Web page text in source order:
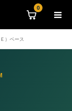
0
）ベース